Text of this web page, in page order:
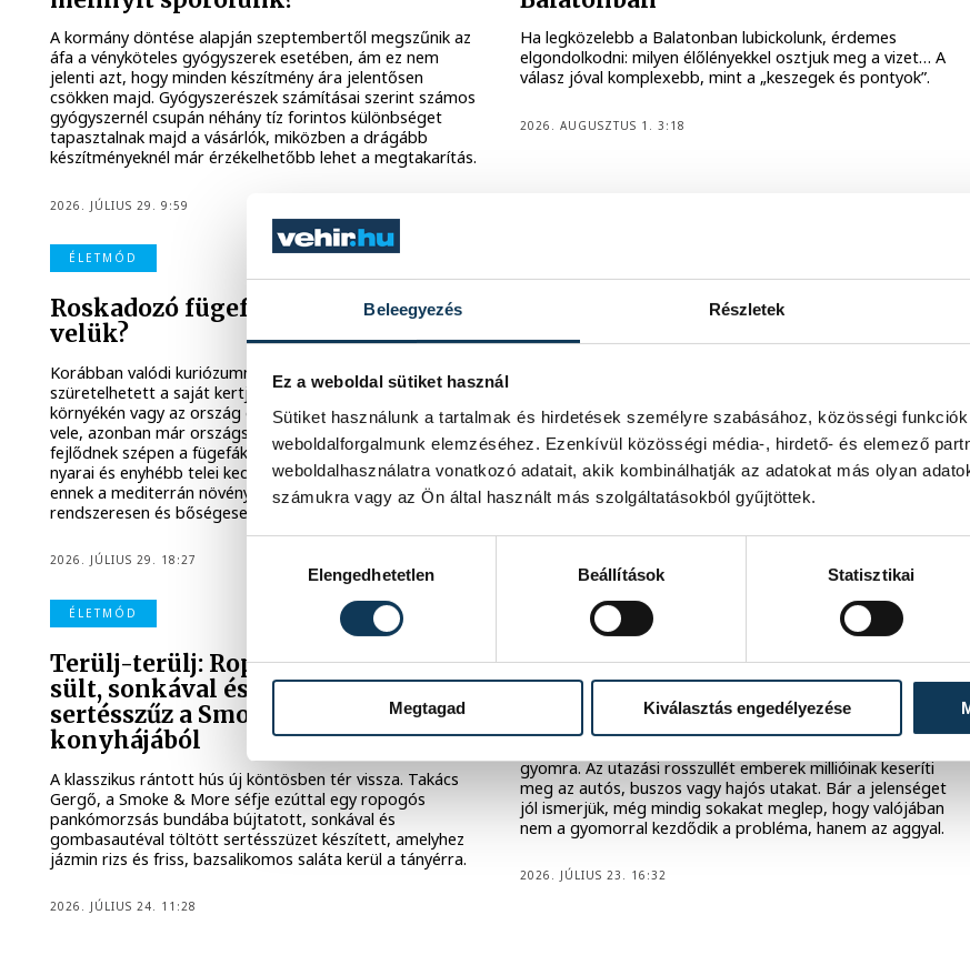
Beleegyezés Részletek
Ez a weboldal sütiket használ
Sütiket használunk a tartalmak és hirdetések személyre szabásához, közösségi
weboldalforgalmunk elemzéséhez. Ezenkívül közösségi média-, hirdető- és elemező
weboldalhasználatra vonatkozó adatait, akik kombinálhatják az adatokat más olyan
számukra vagy az Ön által használt más szolgáltatásokból gyűjtöttek.
Elengedhetetlen
Beállítások Statisztikai
Megtagad Kiválasztás engedélyezése
A kormány döntése alapján szeptembertől megszűnik az
áfa a vényköteles gyógyszerek esetében, ám ez nem
jelenti azt, hogy minden készítmény ára jelentősen
csökken majd. Gyógyszerészek számításai szerint számos
gyógyszernél csupán néhány tíz forintos különbséget
tapasztalnak majd a vásárlók, miközben a drágább
készítményeknél már érzékelhetőbb lehet a megtakarítás.
2026. JÚLIUS 29. 9:59
Ha legközelebb a Balatonban lubickolunk, érdemes
elgondolkodni: milyen élőlényekkel osztjuk meg a vizet… A
válasz jóval komplexebb, mint a „keszegek és pontyok”.
2026. AUGUSZTUS 1. 3:18
ÉLETMÓD
Roskadozó fügefák, mit kezdjünk
velük?
Korábban valódi kuriózumnak számított, ha valaki fügét
szüretelhetett a saját kertjében. Leginkább a Balaton
környékén vagy az ország déli részén lehetett találkozni
vele, azonban már országszerte egyre több kertben
fejlődnek szépen a fügefák. Az utóbbi évek melegebb
nyarai és enyhébb telei kedvező feltételeket teremtenek
ennek a mediterrán növénynek, amely így sok helyen
rendszeresen és bőségesen terem.
2026. JÚLIUS 29. 18:27
Sokan már temetik a veszprémi
nyarat, teljesen feleslegesen
dolgunkban gyakran megfeledkezünk arról, hogy tele van
a város felfedezésre váró kincsekkel, amik egész évben
csak minket várnak.
2026. JÚLIUS 28. 0:01
ÉLETMÓD
Terülj-terülj: Ropogós bundában
sült, sonkával és gombával töltött
sertésszűz a Smoke & More
konyhájából
A klasszikus rántott hús új köntösben tér vissza. Takács
Gergő, a Smoke & More séfje ezúttal egy ropogós
pankómorzsás bundába bújtatott, sonkával és
gombasautéval töltött sertésszüzet készített, amelyhez
jázmin rizs és friss, bazsalikomos saláta kerül a tányérra.
2026. JÚLIUS 24. 11:28
ÉLETMÓD
Nincs több hányinger utazás
közben, mutatjuk is hogyan!
Van, aki gond nélkül végigolvas egy könyvet a hátsó
gyomra. Az utazási rosszullét emberek millióinak keseríti
meg az autós, buszos vagy hajós utakat. Bár a jelenséget
jól ismerjük, még mindig sokakat meglep, hogy valójában
nem a gyomorral kezdődik a probléma, hanem az aggyal.
2026. JÚLIUS 23. 16:32